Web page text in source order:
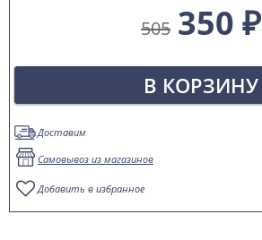
505 350 ₽
В КОРЗИНУ
Доставим
Самовывоз из магазинов
Добавить в избранное